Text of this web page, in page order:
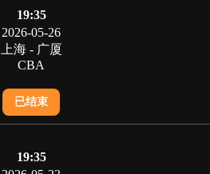
19:35
2026-05-26
上海 - 广厦
CBA
已结束
19:35